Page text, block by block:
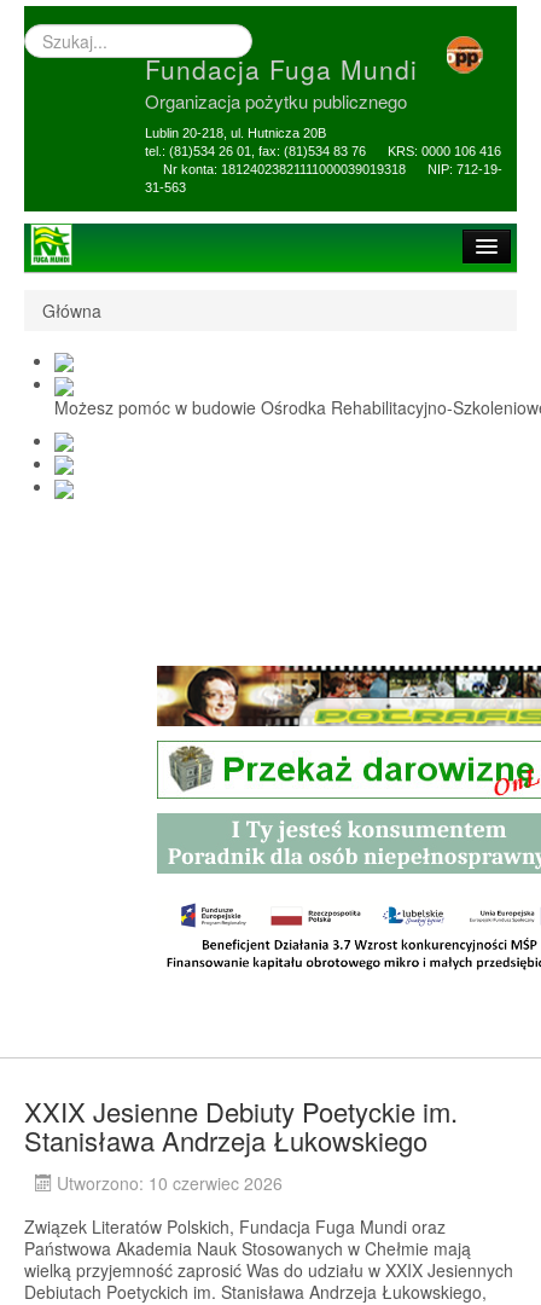
Wyszukiwarka
–
Fundacja Fuga Mundi
Organizacja pożytku publicznego
Lublin 20-218, ul. Hutnicza 20B
tel.: (81)534 26 01, fax: (81)534 83 76 KRS: 0000 106 416
Nr konta: 18124023821111000039019318 NIP: 712-19-
31-563
1,5% i darowizny
Nasi Beneficjenci
Ośrodek Reh-Szkol
Sprawozdania
Główna
Możesz pomóc w budowie Ośrodka Rehabilitacyjno-
XXIX Jesienne Debiuty Poetyckie im.
Stanisława Andrzeja Łukowskiego
Utworzono: 10 czerwiec 2026
Związek Literatów Polskich, Fundacja Fuga Mundi oraz
Państwowa Akademia Nauk Stosowanych w Chełmie mają
wielką przyjemność zaprosić Was do udziału w XXIX Jesiennych
Debiutach Poetyckich im. Stanisława Andrzeja Łukowskiego,